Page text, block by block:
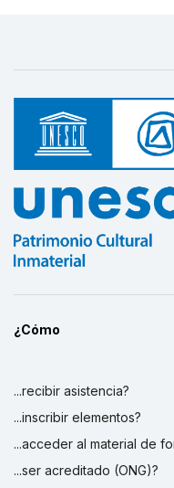
¿Cómo
...recibir asistencia?
...inscribir elementos?
...acceder al material de
...ser acreditado (ONG)?